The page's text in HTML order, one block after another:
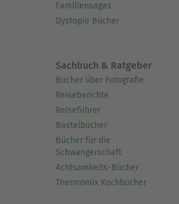
Familiensagas
Dystopie Bücher
Sachbuch & Ratgeber
Bücher über Fotografie
Reiseberichte
Reiseführer
Bastelbücher
Bücher für die
Schwangerschaft
Achtsamkeits-Bücher
Thermomix Kochbücher